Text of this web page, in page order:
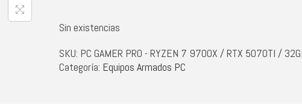
Sin existencias
SKU: PC GAMER PRO - RYZEN 7 9700X / RTX 5070TI /
Categoría: Equipos Armados PC